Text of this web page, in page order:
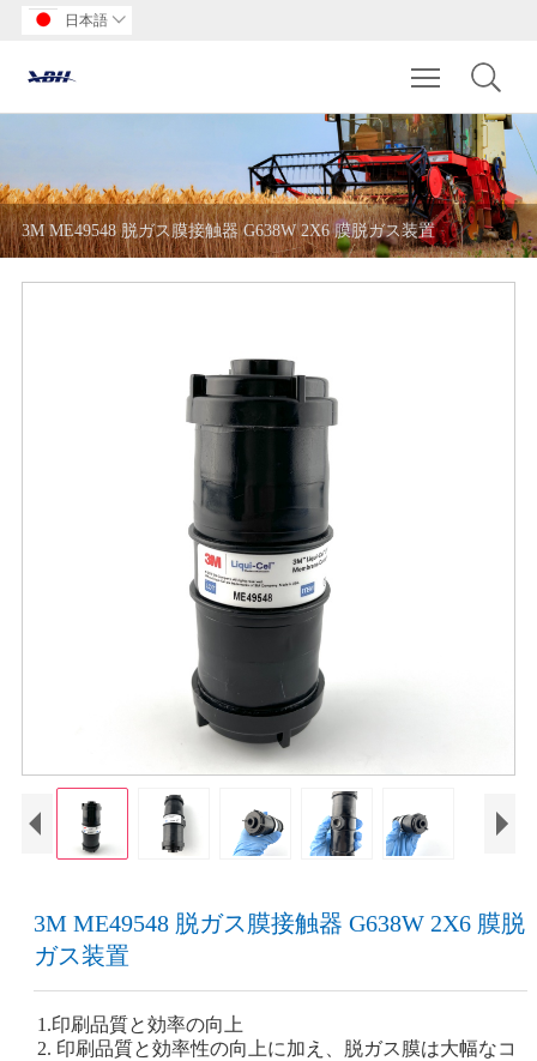
日本語 
Toggle
3M ME49548 脱ガス膜接触器 G638W 2X6 膜脱ガス装置
3M ME49548 脱ガス膜接触器 G638W 2X6 膜脱
ガス装置
1.印刷品質と効率の向上
2. 印刷品質と効率性の向上に加え、脱ガス膜は大幅なコ